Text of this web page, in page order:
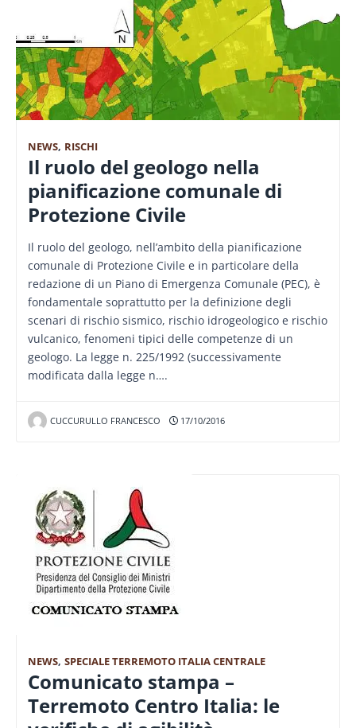
NEWS, RISCHI
Il ruolo del geologo nella
pianificazione comunale di
Protezione Civile
Il ruolo del geologo, nell’ambito della pianificazione
comunale di Protezione Civile e in particolare della
redazione di un Piano di Emergenza Comunale (PEC), è
fondamentale soprattutto per la definizione degli
scenari di rischio sismico, rischio idrogeologico e rischio
vulcanico, fenomeni tipici delle competenze di un
geologo. La legge n. 225/1992 (successivamente
modificata dalla legge n….
CUCCURULLO FRANCESCO 17/10/2016
NEWS, SPECIALE TERREMOTO ITALIA CENTRALE
Comunicato stampa –
Terremoto Centro Italia: le